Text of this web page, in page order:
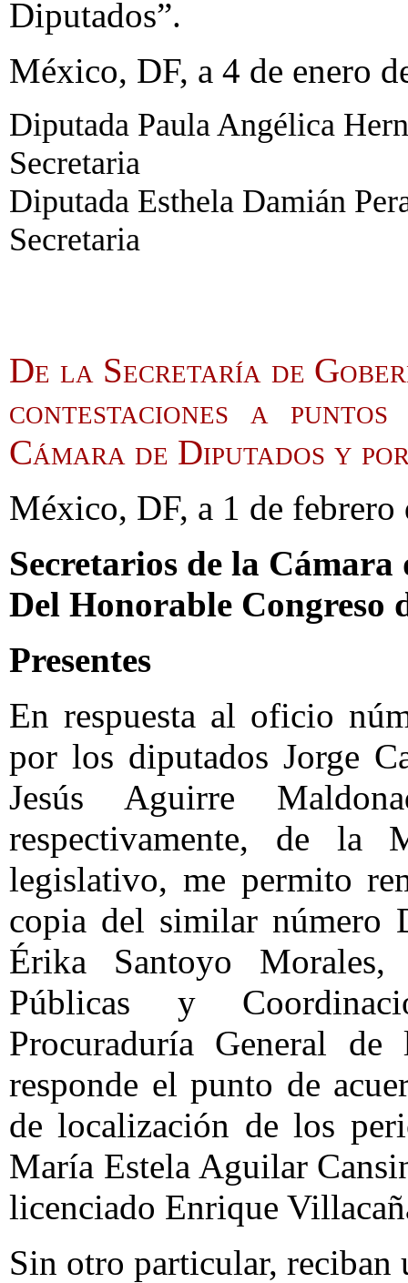
Diputados”.
México, DF, a 4 de enero
Diputada Paula Angélica
Secretaria
Diputada Esthela Damián
Secretaria
De la Secretaría de
contestaciones a
Cámara de Diputados y
México, DF, a 1 de febrero
Secretarios de la Cámara
Del Honorable Congreso
Presentes
En respuesta al oficio
por los diputados Jorge
Jesús Aguirre
respectivamente, de la
legislativo, me permito
copia del similar número
Érika Santoyo
Públicas y
Procuraduría General
responde el punto de
de localización de los
María Estela Aguilar
licenciado Enrique
Sin otro particular, reciban